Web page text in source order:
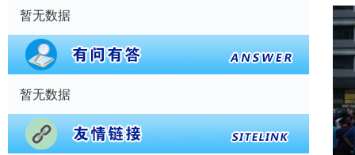
暂无数据
暂无数据